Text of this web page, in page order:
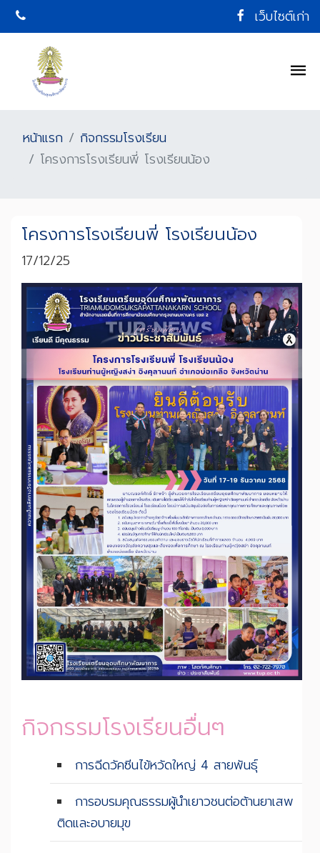
เว็บไซต์เก่า
หน้าแรก
กิจกรรมโรงเรียน
โครงการโรงเรียนพี่ โรงเรียนน้อง
โครงการโรงเรียนพี่ โรงเรียนน้อง
17/12/25
กิจกรรมโรงเรียนอื่นๆ
การฉีดวัคซีนไข้หวัดใหญ่ 4 สายพันธุ์
การอบรมคุณธรรมผู้นำเยาวชนต่อต้านยาเสพ
ติดและอบายมุข